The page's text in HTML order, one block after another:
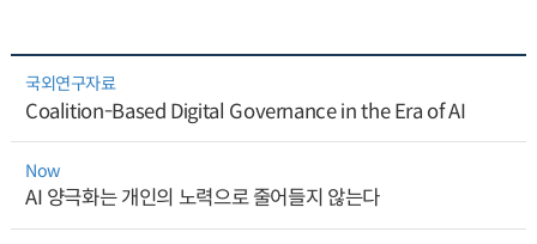
국외연구자료
Coalition-Based Digital Governance in the Era of AI
Now
AI 양극화는 개인의 노력으로 줄어들지 않는다